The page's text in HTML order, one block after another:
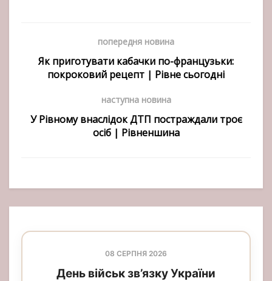
попередня новина
Як приготувати кабачки по-французьки:
покроковий рецепт | Рівне сьогодні
наступна новина
У Рівному внаслідок ДТП постраждали троє
осіб | Рівненшина
08 СЕРПНЯ 2026
День військ зв’язку України